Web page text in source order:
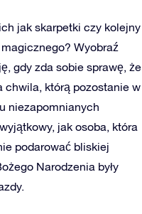
jak skarpetki czy kolejny
Wyobraź
gdy zda sobie sprawę, że
chwila, którą pozostanie w
niezapomnianych
jak osoba, która
podarować bliskiej
Narodzenia były